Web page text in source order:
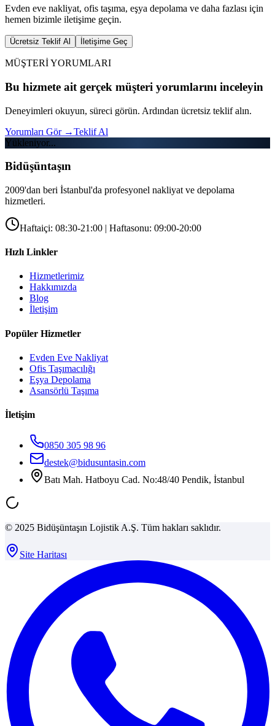
Evden eve nakliyat, ofis taşıma, eşya depolama ve daha fazlası için
hemen bizimle iletişime geçin.
Ücretsiz Teklif Al İletişime Geç
MÜŞTERİ YORUMLARI
Bu hizmete ait gerçek müşteri yorumlarını inceleyin
Deneyimleri okuyun, süreci görün. Ardından ücretsiz teklif alın.
Yorumları Gör →Teklif Al
Yükleniyor...
Bidüşüntaşın
2009'dan beri İstanbul'da profesyonel nakliyat ve depolama
hizmetleri.
Haftaiçi: 08:30-21:00 | Haftasonu: 09:00-20:00
Hızlı Linkler
Hizmetlerimiz
Hakkımızda
Blog
İletişim
Popüler Hizmetler
Evden Eve Nakliyat
Ofis Taşımacılığı
Eşya Depolama
Asansörlü Taşıma
İletişim
0850 305 98 96
destek@bidusuntasin.com
Batı Mah. Hatboyu Cad. No:48/40 Pendik, İstanbul
© 2025 Bidüşüntaşın Lojistik A.Ş. Tüm hakları saklıdır.
Site Haritası